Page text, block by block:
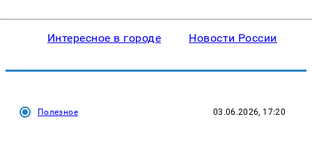
Интересное в городе Новости России
Полезное 03.06.2026, 17:20